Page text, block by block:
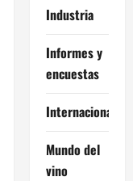
Industria
Informes y
encuestas
Internacional
Mundo del
vino